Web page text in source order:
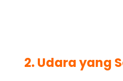
2. Udara yang